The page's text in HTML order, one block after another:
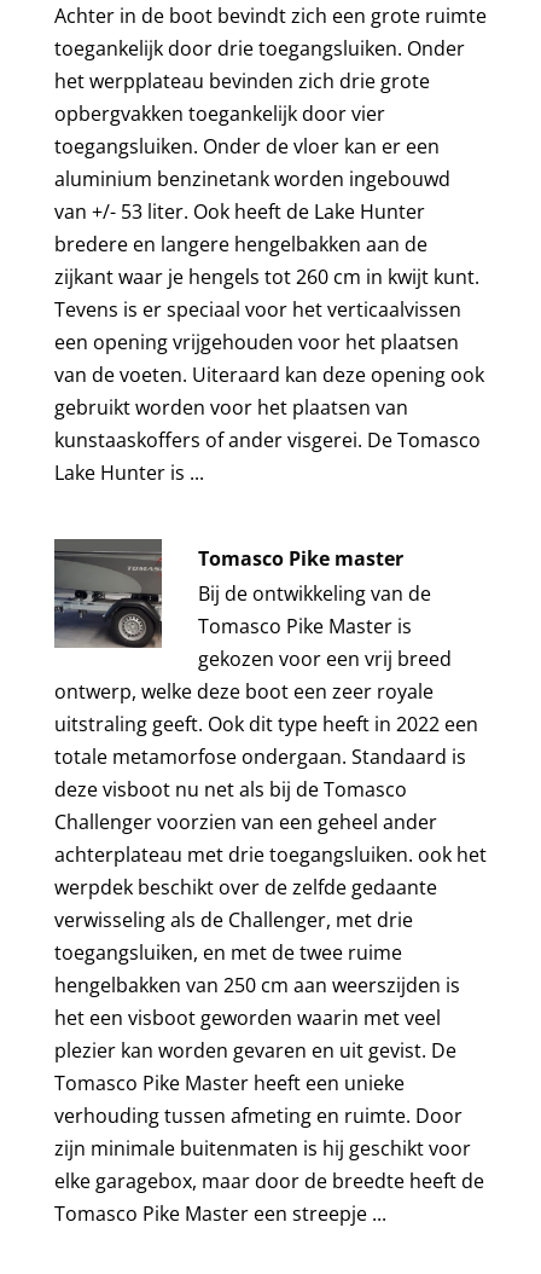
Achter in de boot bevindt zich een grote ruimte
toegankelijk door drie toegangsluiken. Onder
het werpplateau bevinden zich drie grote
opbergvakken toegankelijk door vier
toegangsluiken. Onder de vloer kan er een
aluminium benzinetank worden ingebouwd
van +/- 53 liter. Ook heeft de Lake Hunter
bredere en langere hengelbakken aan de
zijkant waar je hengels tot 260 cm in kwijt kunt.
Tevens is er speciaal voor het verticaalvissen
een opening vrijgehouden voor het plaatsen
van de voeten. Uiteraard kan deze opening ook
gebruikt worden voor het plaatsen van
kunstaaskoffers of ander visgerei. De Tomasco
Lake Hunter is ...
Tomasco Pike master
Bij de ontwikkeling van de
Tomasco Pike Master is
gekozen voor een vrij breed
ontwerp, welke deze boot een zeer royale
uitstraling geeft. Ook dit type heeft in 2022 een
totale metamorfose ondergaan. Standaard is
deze visboot nu net als bij de Tomasco
Challenger voorzien van een geheel ander
achterplateau met drie toegangsluiken. ook het
werpdek beschikt over de zelfde gedaante
verwisseling als de Challenger, met drie
toegangsluiken, en met de twee ruime
hengelbakken van 250 cm aan weerszijden is
het een visboot geworden waarin met veel
plezier kan worden gevaren en uit gevist. De
Tomasco Pike Master heeft een unieke
verhouding tussen afmeting en ruimte. Door
zijn minimale buitenmaten is hij geschikt voor
elke garagebox, maar door de breedte heeft de
Tomasco Pike Master een streepje ...